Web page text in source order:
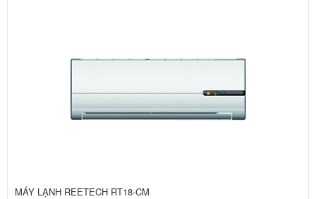
MÁY LẠNH REETECH RT18-CM